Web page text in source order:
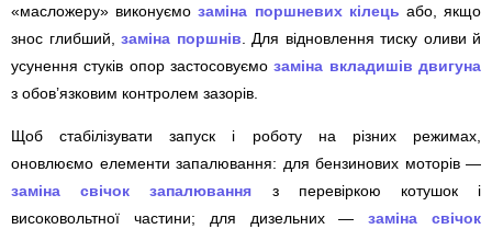
«масложеру» виконуємозаміна поршневих кілець або, якщо
знос глибший, заміна поршнів . Для відновлення тиску оливи й
усунення стуків опор застосовуємозаміна вкладишів двигуна
з обов’язковим контролем зазорів.
Щоб стабілізувати запуск і роботу на різних режимах,
оновлюємо елементи запалювання: для бензинових моторів —
заміна свічок запалювання з перевіркою котушок і
високовольтної частини; для дизельних —заміна свічок